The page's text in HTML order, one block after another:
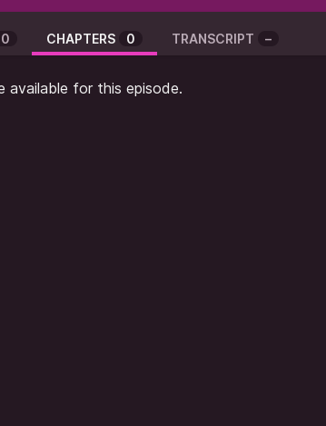
0 CHAPTERS 0 TRANSCRIPT –
available for this episode.